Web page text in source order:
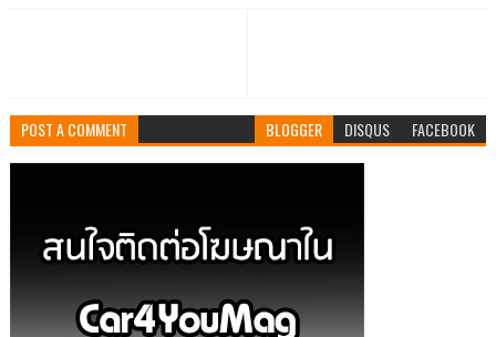
POST A COMMENT BLOGGER DISQUS FACEBOOK